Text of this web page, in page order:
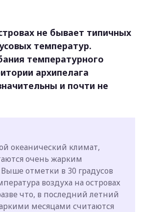
не бывает типичных
температур.
температурного
архипелага
и почти не
океанический климат,
очень жарким
отметки в 30 градусов
воздуха на островах
что, в последний летний
месяцами считаются